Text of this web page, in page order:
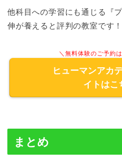
他科目への学習にも通じる『
伸が養えると評判の教室です！
＼無料体験のご予約
ヒューマンアカ
イトはこ
まとめ